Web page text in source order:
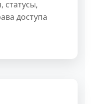
статусы,
доступа